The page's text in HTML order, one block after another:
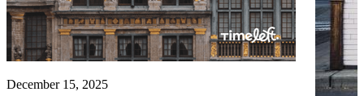
December 15, 2025